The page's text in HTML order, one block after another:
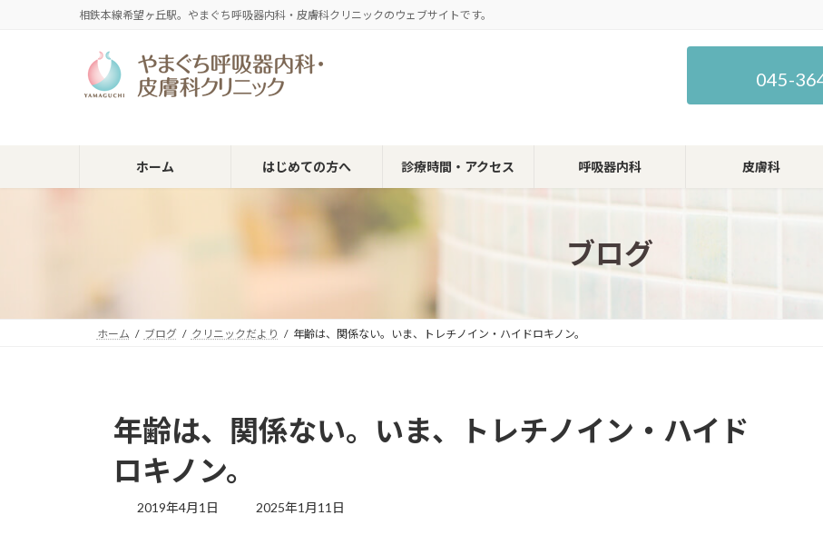
ッ
移
相鉄本線希望ヶ丘駅。やまぐち呼吸器内科・皮膚科クリニックのウェブサイトです。
045-
ホーム はじめての方へ 診療時間・アクセス 呼吸器内科 皮膚科
ブログ
ホーム ブログ クリニックだより 年齢は、関係ない。いま、トレチノイン・ハイドロキノン。
年齢は、関係ない。いま、トレチノイン・ハイド
ロキノン。
2019年4月1日
最
2025年1月11日